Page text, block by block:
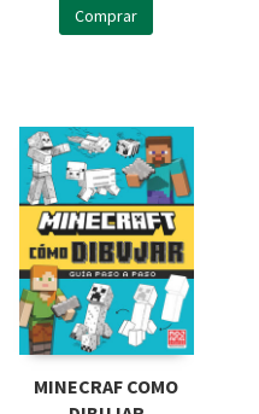
Comprar
MINECRAF COMO